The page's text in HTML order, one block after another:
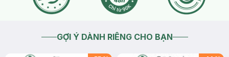
GỢI Ý DÀNH RIÊNG CHO BẠN